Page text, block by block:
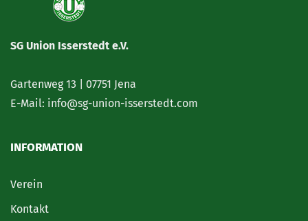
SG Union Isserstedt e.V.
Gartenweg 13 | 07751 Jena
E-Mail: info@sg-union-isserstedt.com
INFORMATION
Verein
Kontakt